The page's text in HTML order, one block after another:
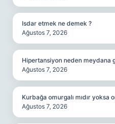
Isdar etmek ne demek ?
Ağustos 7, 2026
Hipertansiyon neden meydana
Ağustos 7, 2026
Kurbağa omurgalı mıdır yoksa
Ağustos 7, 2026